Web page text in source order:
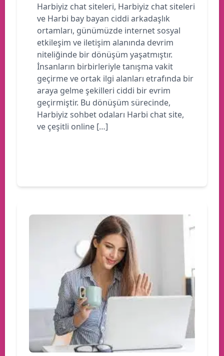
Harbiyiz chat siteleri, Harbiyiz chat siteleri
ve Harbi bay bayan ciddi arkadaşlık
ortamları, günümüzde internet sosyal
etkileşim ve iletişim alanında devrim
niteliğinde bir dönüşüm yaşatmıştır.
İnsanların birbirleriyle tanışma vakit
geçirme ve ortak ilgi alanları etrafında bir
araya gelme şekilleri ciddi bir evrim
geçirmiştir. Bu dönüşüm sürecinde,
Harbiyiz sohbet odaları Harbi chat site,
ve çeşitli online […]